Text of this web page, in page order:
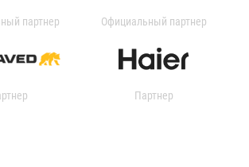
партнер Официальный партнер
Партнер